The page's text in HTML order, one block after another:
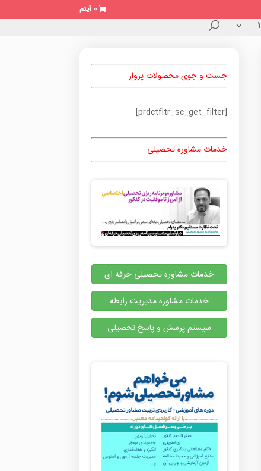
0 آیتم
جست و جوی محصولات پرواز
[prdctfltr_sc_get_filter]
خدمات مشاوره تحصیلی
خدمات مشاوره تحصیلی حرفه ای
خدمات مشاوره مدیریت رابطه
سیستم پرسش و پاسخ تحصیلی